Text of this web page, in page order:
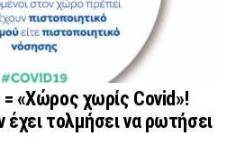
«Χώρος χωρίς Covid»!
έχει τολμήσει να ρωτήσει